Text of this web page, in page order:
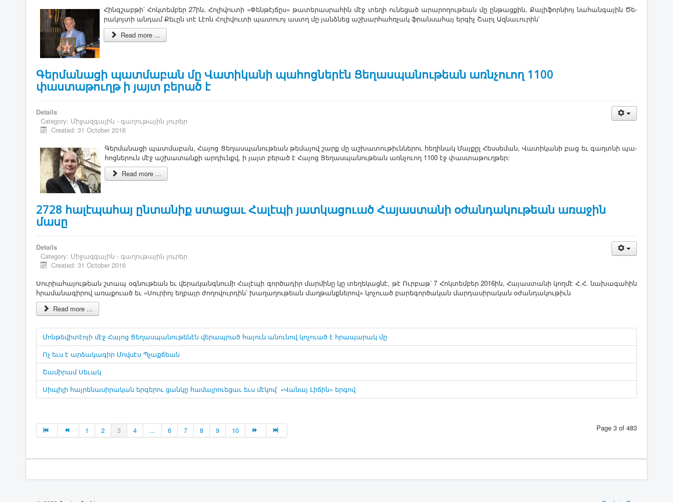
Հինգ­շաբ­թի՝ ­Հոկ­տեմ­բեր 27ին, ­Հո­լի­վու­տի «­Փեն­թէյ­ճըս» թա­տե­րաս­րա­հին մէջ տե­ղի ու­նե­ցած ա­րա­րո­ղու­թեան մը ըն­թաց­քին, ­Քա­լի­ֆոր­նիոյ նա­հան­գա­յին ­Ծե­
րա­կոյ­տի ան­դամ ­Քե­ւըն տէ ­Լէոն ­Հո­լի­վու­տի պա­տո­ւոյ աստղ մը յանձ­նեց աշ­խար­հահռ­չակ ֆրան­սա­հայ եր­գիչ ­Շարլ Ազ­նա­ւու­րին՝
Read more ...
Գերմանացի պատմաբան մը Վատիկանի պահոցներէն Ցեղասպանութեան առնչուող 1100
փաստաթուղթ ի յայտ բերած է
Details
Category: Միջազգային - գաղութային լուրեր
Created: 31 October 2016
Գեր­մա­նա­ցի պատ­մա­բան, ­Հա­յոց ­Ցե­ղաս­պա­նու­թեան թե­մա­յով շարք մը աշ­խա­տու­թիւն­նե­րու հե­ղի­նակ ­Մայ­քըլ ­Հես­սե­ման, ­Վա­տի­կա­նի բաց եւ գաղտ­նի պա­
հոց­նե­րուն մէջ աշ­խա­տան­քի ար­դիւնքվ, ի յայտ բե­րած է ­Հա­յոց ­Ցե­ղաս­պա­նու­թեան առն­չո­ւող 1100 էջ փաս­տա­թուղ­թեր:
Read more ...
2728 հալէպահայ ընտանիք ստացաւ Հալէպի յատկացուած Հայաստանի օժանդակութեան առաջին
մասը
Details
Category: Միջազգային - գաղութային լուրեր
Created: 31 October 2016
­Սու­րիա­հա­յու­թեան շտապ օգ­նու­թեան եւ վե­րա­կանգ­նու­մի ­Հա­լէ­պի գոր­ծա­դիր մար­մի­նը կը տե­ղե­կաց­նէ, թէ Ուր­բաթ՝ 7 ­Հոկ­տեմ­բեր 2016ին, ­Հա­յաս­տա­նի կող­մէ Հ.Հ. նա­խա­գա­հին
հրա­մա­նա­գի­րով ա­ռա­քո­ւած եւ «­Սու­րիոյ եղ­բայր ժո­ղո­վուր­դին՝ խա­ղա­ղու­թեան մաղ­թանք­նե­րով» կո­չո­ւած բա­րե­գոր­ծա­կան մար­դա­սի­րա­կան օ­ժան­դա­կու­թիւն­
Read more ...
Մոնթեվիտէոյի մէջ Հայոց Ցեղասպանութենէն վերապրած հայուն անունով կոչուած է հրապարակ մը
Ոչ եւս է արձակագիր Մովսէս Պչաքճեան
Շամիրամ Սեւակ
Սիպիլի հայրենասիրական երգերու ցանկը համալրուեցաւ եւս մէկով` «Վանայ Լիճին» երգով
Page 3 of 483
1 2 3 4 ... 6 7 8 9 10